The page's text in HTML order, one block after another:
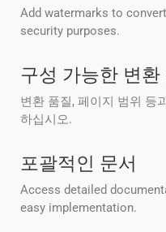
Add watermarks to
security purposes.
구성 가능한 변환
변환 품질, 페이지 범위 등
하십시오.
포괄적인 문서
Access detailed
easy implementation.